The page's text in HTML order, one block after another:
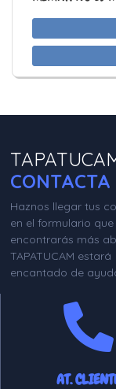
CONTACTA
Haznos llegar tus
en el formulario que
encontrarás más
TAPATUCAM estará
encantado de
AT.